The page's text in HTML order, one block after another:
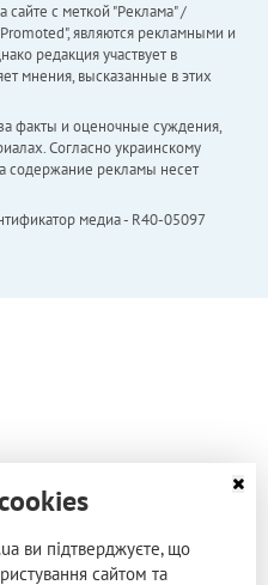
с меткой "Реклама" /
являются рекламными и
редакция участвует в
мнения, высказанные в этих
факты и оценочные суждения,
Согласно украинскому
содержание рекламы несет
медиа - R40-05097
ви підтверджуєте, що
сайтом та